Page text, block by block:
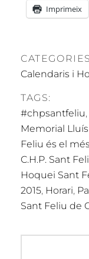
Imprimeix
Calendaris i
TAGS:
#chpsantfeliu,
Memorial
Feliu és el
C.H.P. Sant
Hoquei Sant
2015, Horari,
Sant Feliu de